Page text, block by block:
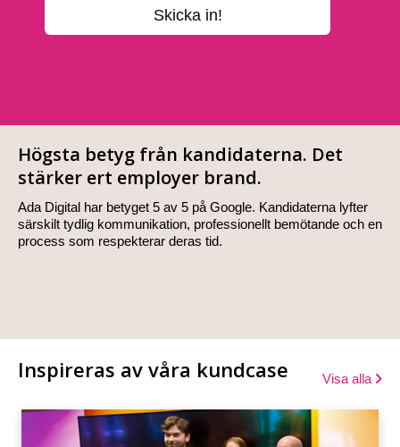
Högsta betyg från kandidaterna. Det
stärker ert employer brand.
Ada Digital har betyget 5 av 5 på Google. Kandidaterna lyfter
särskilt tydlig kommunikation, professionellt bemötande och en
process som respekterar deras tid.
Inspireras av våra kundcase Visa alla